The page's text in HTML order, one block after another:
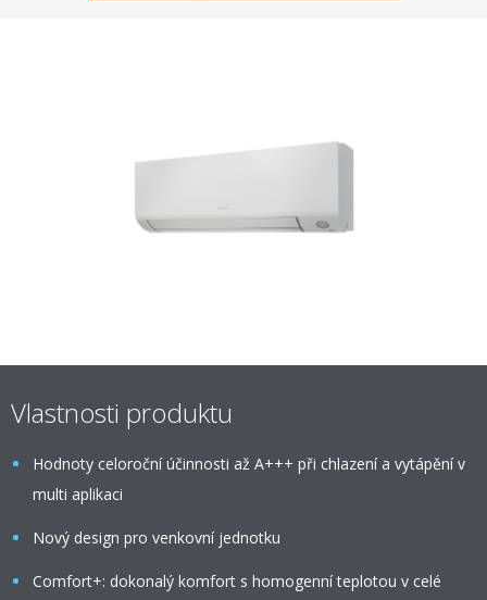
Vlastnosti produktu
Hodnoty celoroční účinnosti až A+++ při chlazení a vytápění v
multi aplikaci
Nový design pro venkovní jednotku
Comfort+: dokonalý komfort s homogenní teplotou v celé